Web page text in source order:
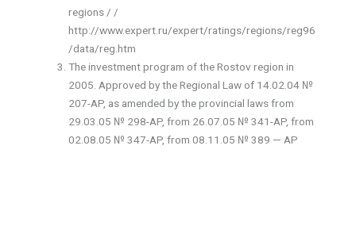
regions/ /
http://www.expert.ru/expert/ratings/regions/reg96
/data/reg.htm
The investment program of the Rostovregion in
2005.Approved bythe Regional Law of 14.02.04 №
207-AP, as amended by theprovincial laws from
29.03.05 № 298-AP, from 26.07.05 № 341-AP, from
02.08.05 № 347-AP, from08.11.05 № 389 — AP